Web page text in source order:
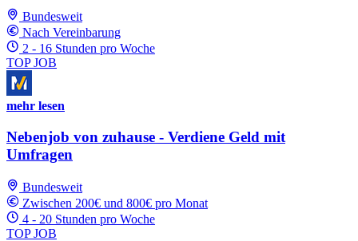
Bundesweit
Nach Vereinbarung
2 - 16 Stunden pro Woche
TOP JOB
mehr lesen
Nebenjob von zuhause - Verdiene Geld mit
Umfragen
Bundesweit
Zwischen 200€ und 800€ pro Monat
4 - 20 Stunden pro Woche
TOP JOB